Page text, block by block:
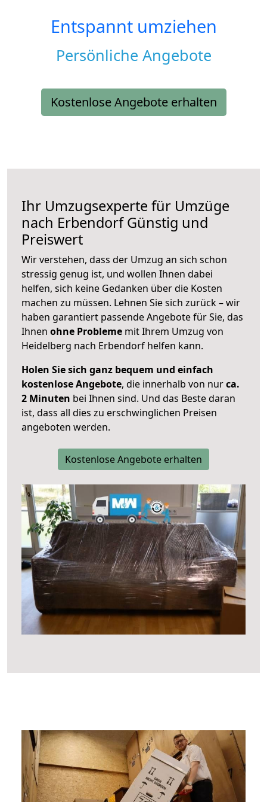
Entspannt umziehen
Persönliche Angebote
Kostenlose Angebote erhalten
Ihr Umzugsexperte für Umzüge
nach ErbendorfGünstig und
Preiswert
Wir verstehen, dass der Umzug an sich schon
stressig genug ist, und wollen Ihnen dabei
helfen, sich keine Gedanken über die Kosten
machen zu müssen. Lehnen Sie sich zurück – wir
haben garantiert passende Angebote für Sie, das
Ihnen ohne Probleme mit Ihrem Umzug von
Heidelberg nach Erbendorf helfen kann.
Holen Sie sich ganz bequem und einfach
kostenlose Angebote, die innerhalb von nurca.
2 Minuten bei Ihnen sind. Und das Beste daran
ist, dass all dies zu erschwinglichen Preisen
angeboten werden.
Kostenlose Angebote erhalten